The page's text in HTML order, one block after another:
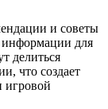
и советы
информации для
делиться
что создает
игровой